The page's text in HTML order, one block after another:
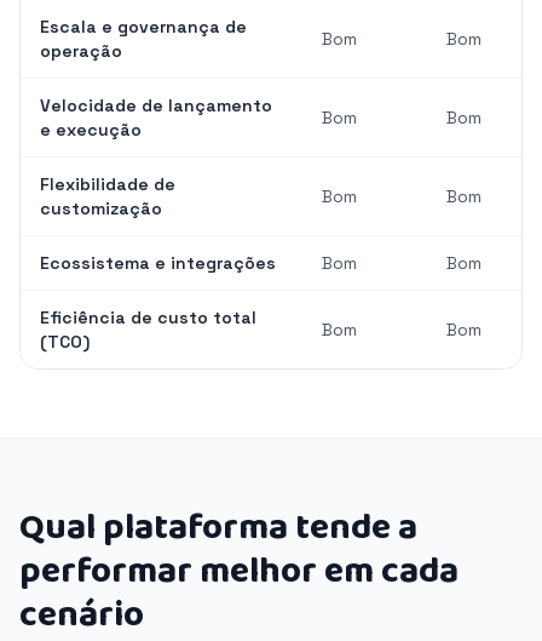
Escala e governança de
operação
Bom Bom
Velocidade de lançamento
e execução
Bom Bom
Flexibilidade de
customização
Bom Bom
Ecossistema e integrações Bom Bom
Eficiência de custo total
(TCO)
Bom Bom
Qual plataforma tende a
performar melhor em cada
cenário